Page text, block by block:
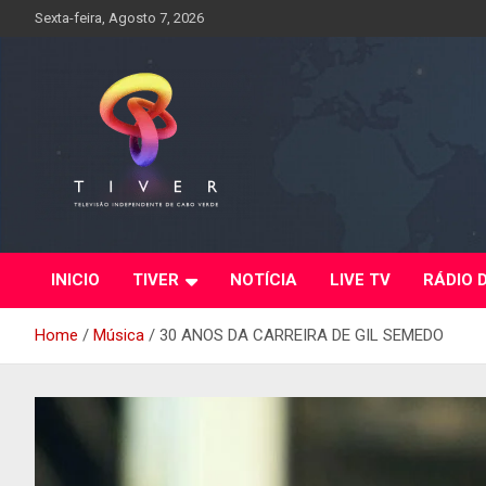
Sexta-feira, Agosto 7, 2026
INICIO TIVER NOTÍCIA LIVE TV RÁDIO
Home Música 30 ANOS DA CARREIRA DE GIL SEMEDO